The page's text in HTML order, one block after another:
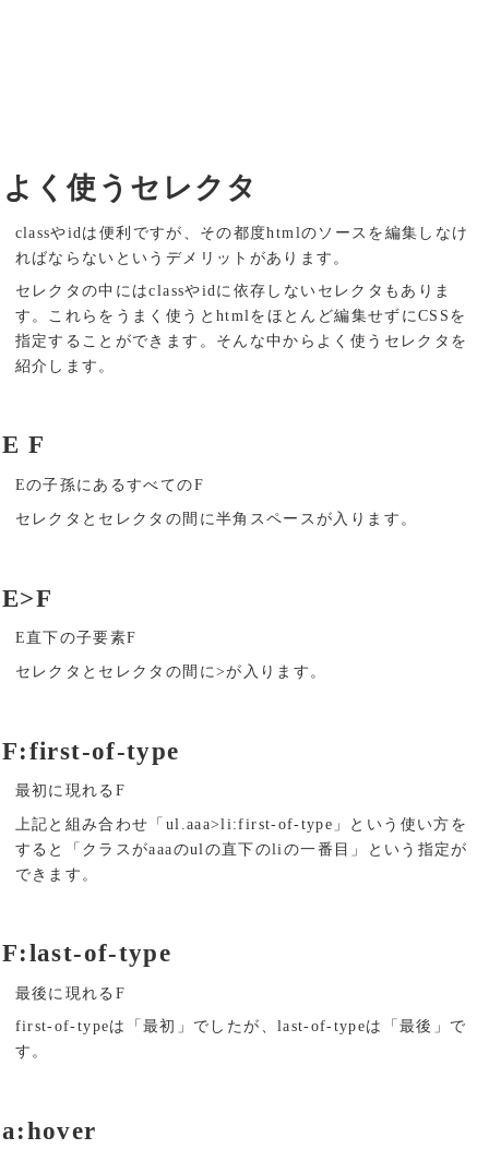
よく使うセレクタ
classやidは便利ですが、その都度htmlのソースを編集しなけ
ればならないというデメリットがあります。
セレクタの中にはclassやidに依存しないセレクタもありま
す。これらをうまく使うとhtmlをほとんど編集せずにCSSを
指定することができます。そんな中からよく使うセレクタを
紹介します。
E F
Eの子孫にあるすべてのF
セレクタとセレクタの間に半角スペースが入ります。
E>F
E直下の子要素F
セレクタとセレクタの間に>が入ります。
F:first-of-type
最初に現れるF
上記と組み合わせ「ul.aaa>li:first-of-type」という使い方を
すると「クラスがaaaのulの直下のliの一番目」という指定が
できます。
F:last-of-type
最後に現れるF
first-of-typeは「最初」でしたが、last-of-typeは「最後」で
す。
a:hover